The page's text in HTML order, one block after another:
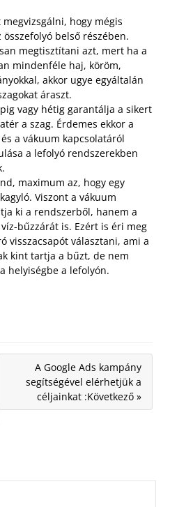
hogy mégis
belső részében.
megtisztítani azt, mert ha a
mindenféle haj, köröm,
akkor ugye egyáltalán
áraszt.
vagy hétig garantálja a sikert
a szag. Érdemes ekkor a
a vákuum kapcsolatáról
a lefolyó rendszerekben
maximum az, hogy egy
Viszont a vákuum
ki a rendszerből, hanem a
bűzzárát is. Ezért is éri meg
visszacsapót választani, ami a
kint tartja a bűzt, de nem
helyiségbe a lefolyón.
A Google Ads kampány
segítségével elérhetjük a
céljainkat :Következő »